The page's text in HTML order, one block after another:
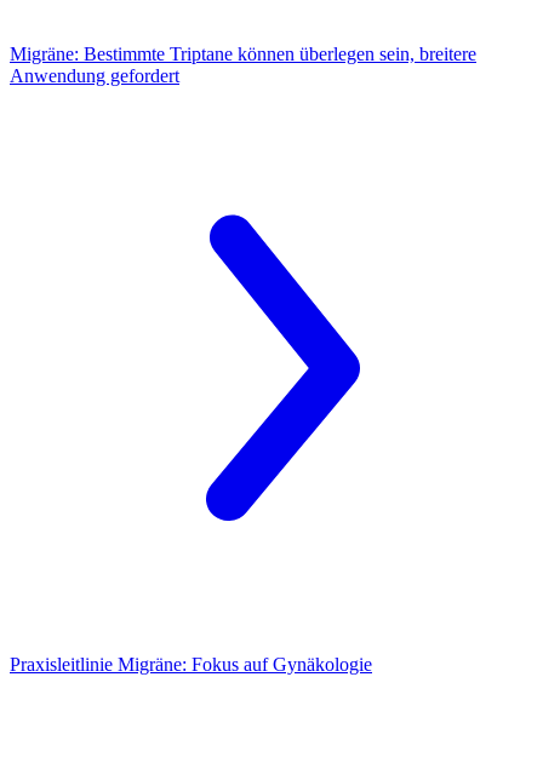
Migräne: Bestimmte Triptane können überlegen sein, breitere
Anwendung gefordert
Praxisleitlinie Migräne: Fokus auf Gynäkologie